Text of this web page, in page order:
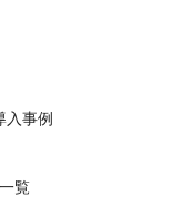
入事例
覧